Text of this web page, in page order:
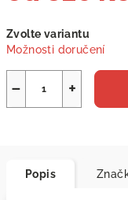
cena:
Zvolte variantu
Možnosti doručení
+
−
Popis